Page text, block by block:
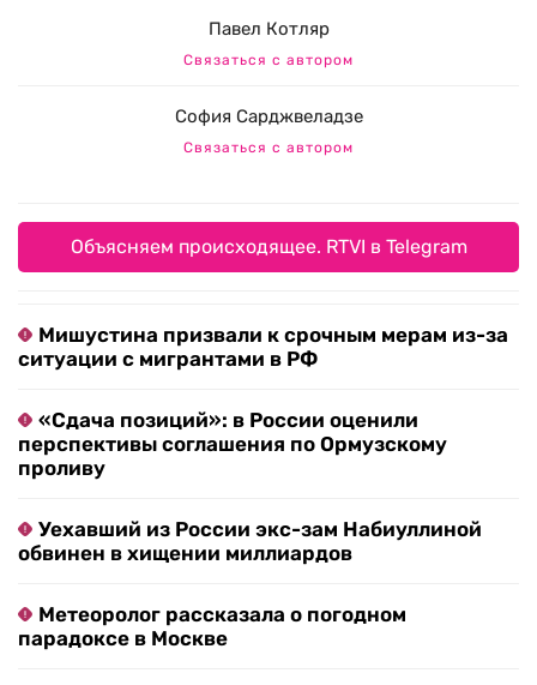
Павел Котляр
Связаться с автором
София Сарджвеладзе
Связаться с автором
Объясняем происходящее. RTVI в Telegram
Мишустина призвали к срочным мерам из-за
ситуации с мигрантами в РФ
«Сдача позиций»: в России оценили
перспективы соглашения по Ормузскому
проливу
Уехавший из России экс-зам Набиуллиной
обвинен в хищении миллиардов
Метеоролог рассказала о погодном
парадоксе в Москве